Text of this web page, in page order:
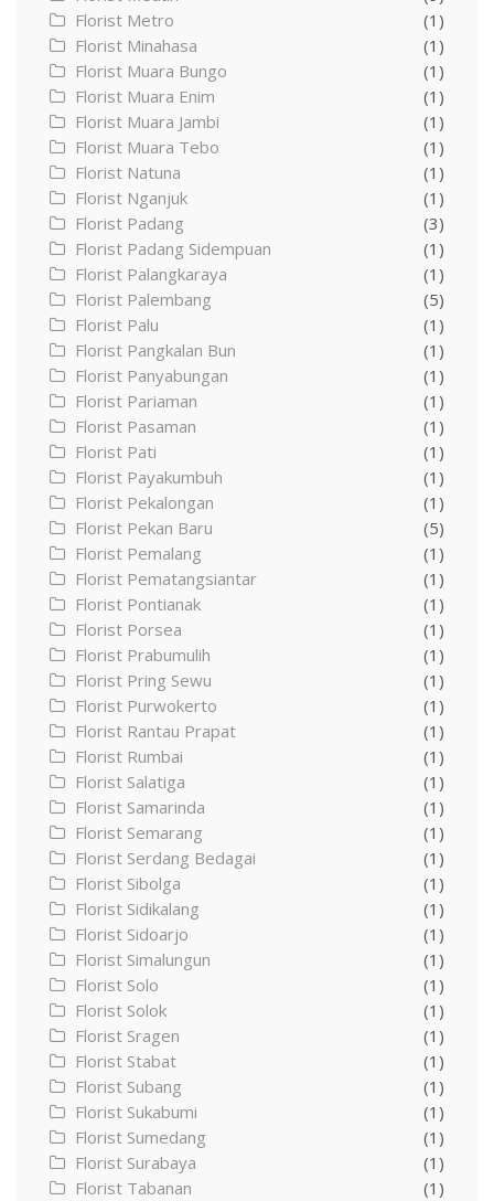
Florist Metro
(1)
Florist Minahasa
(1)
Florist Muara Bungo
(1)
Florist Muara Enim
(1)
Florist Muara Jambi
(1)
Florist Muara Tebo
(1)
Florist Natuna
(1)
Florist Nganjuk
(1)
Florist Padang
(3)
Florist Padang Sidempuan
(1)
Florist Palangkaraya
(1)
Florist Palembang
(5)
Florist Palu
(1)
Florist Pangkalan Bun
(1)
Florist Panyabungan
(1)
Florist Pariaman
(1)
Florist Pasaman
(1)
Florist Pati
(1)
Florist Payakumbuh
(1)
Florist Pekalongan
(1)
Florist Pekan Baru
(5)
Florist Pemalang
(1)
Florist Pematangsiantar
(1)
Florist Pontianak
(1)
Florist Porsea
(1)
Florist Prabumulih
(1)
Florist Pring Sewu
(1)
Florist Purwokerto
(1)
Florist Rantau Prapat
(1)
Florist Rumbai
(1)
Florist Salatiga
(1)
Florist Samarinda
(1)
Florist Semarang
(1)
Florist Serdang Bedagai
(1)
Florist Sibolga
(1)
Florist Sidikalang
(1)
Florist Sidoarjo
(1)
Florist Simalungun
(1)
Florist Solo
(1)
Florist Solok
(1)
Florist Sragen
(1)
Florist Stabat
(1)
Florist Subang
(1)
Florist Sukabumi
(1)
Florist Sumedang
(1)
Florist Surabaya
(1)
Florist Tabanan
(1)